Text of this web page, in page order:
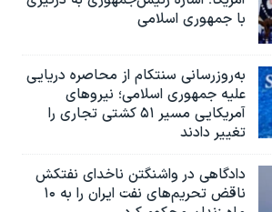
با جمهوری اسلامی
به‌روزرسانی سنتکام از محاصره دریایی
علیه جمهوری اسلامی؛ نیروهای
آمریکایی مسیر ۵۱ کشتی تجاری را
تغییر دادند
دادگاهی در واشنگتن ناخدای نفتکش
ناقض تحریم‌های نفت ایران را به ۱۰